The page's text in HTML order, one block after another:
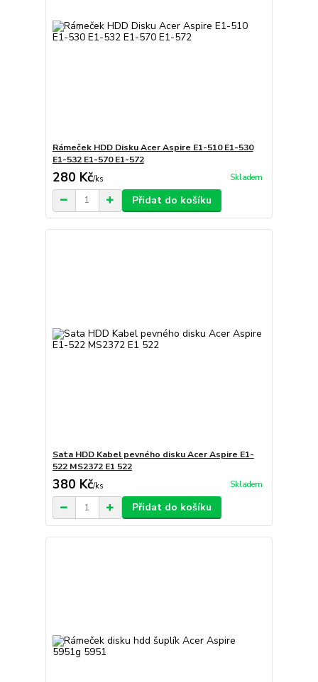
Rámeček HDD Disku Acer Aspire E1-510 E1-530
E1-532 E1-570 E1-572
280 Kč/ks Skladem
Přidat do košíku
Sata HDD Kabel pevného disku Acer Aspire E1-
522 MS2372 E1 522
380 Kč/ks Skladem
Přidat do košíku